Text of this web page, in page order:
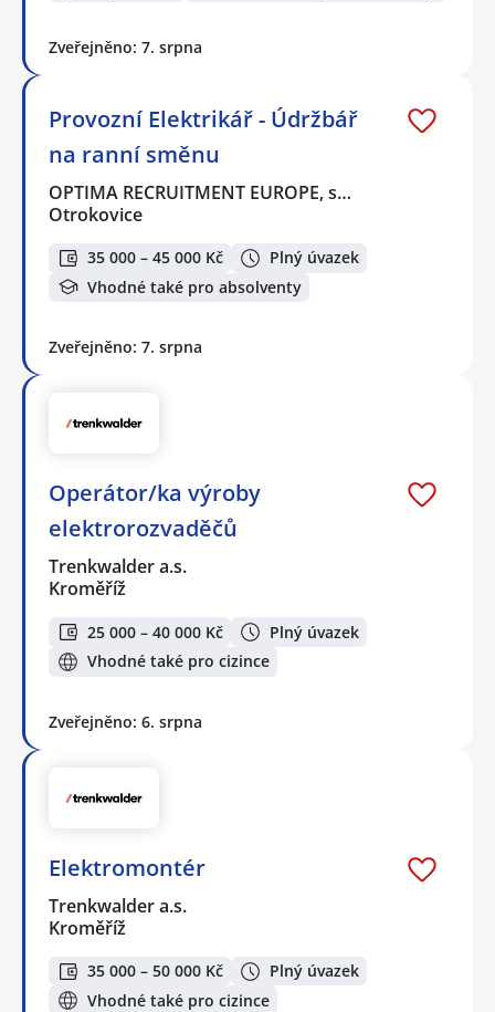
Zveřejněno: 7. srpna
Provozní Elektrikář - Údržbář
na ranní směnu
OPTIMA RECRUITMENT EUROPE, s…
Otrokovice
35 000 – 45 000 Kč
Plný úvazek
Vhodné také pro absolventy
Zveřejněno: 7. srpna
Operátor/ka výroby
elektrorozvaděčů
Trenkwalder a.s.
Kroměříž
25 000 – 40 000 Kč
Plný úvazek
Vhodné také pro cizince
Zveřejněno: 6. srpna
Elektromontér
Trenkwalder a.s.
Kroměříž
35 000 – 50 000 Kč
Plný úvazek
Vhodné také pro cizince